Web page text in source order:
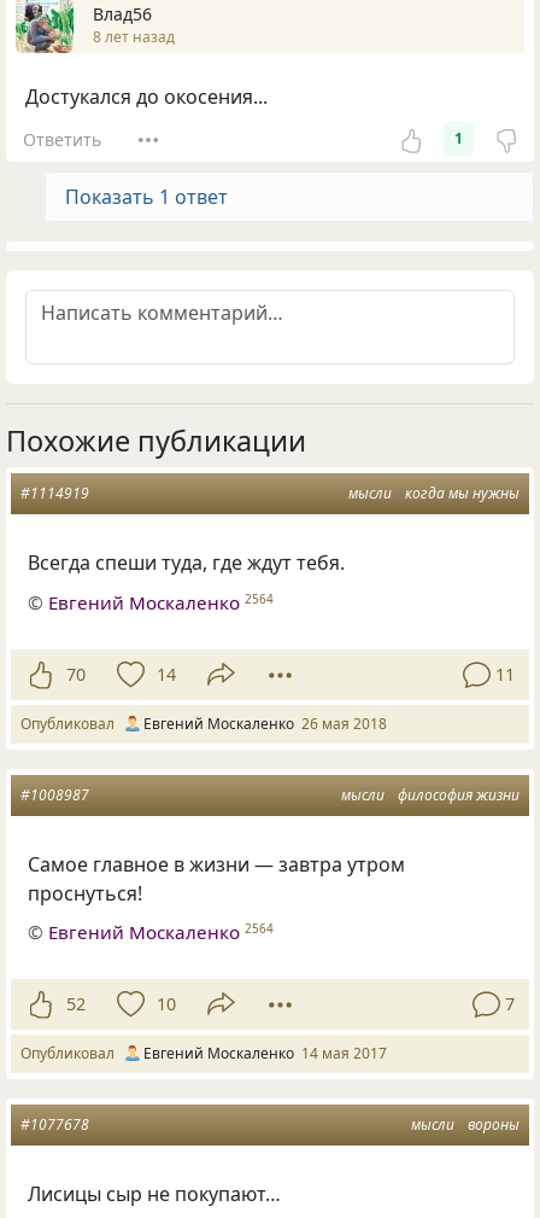
Влад56
8 лет назад
Достукался до окосения...
Ответить 1
Показать 1 ответ
Похожие публикации
мысли когда мы нужны
#1114919
Всегда спеши туда, где ждут тебя.
© Евгений Москаленко 2564
70 14 11
Опубликовал Евгений Москаленко 26 мая 2018
мысли философия жизни
#1008987
Самое главное в жизни — завтра утром
проснуться!
© Евгений Москаленко 2564
52 10 7
Опубликовал Евгений Москаленко 14 мая 2017
мысли вороны
#1077678
Лисицы сыр не покупают…